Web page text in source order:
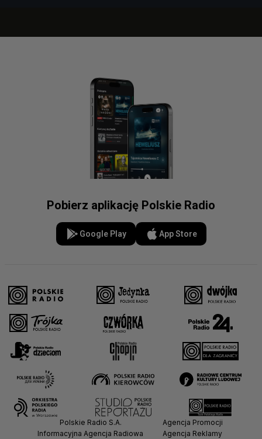
Pobierz aplikację Polskie Radio
Google Play App Store
Polskie Radio S.A.
Informacyjna Agencja Radiowa
Agencja Promocji
Agencja Reklamy